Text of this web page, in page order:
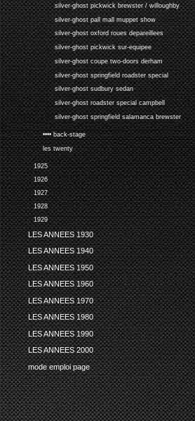
silver-ghost pickwick brewster / willoughby
silver-ghost pall mall muppet show
silver-ghost oxford roues depareillees
silver-ghost pickwick sur-equipee
silver-ghost coupe two-doors derham
silver-ghost springfield roadster special
silver-ghost sudbury sedan
silver-ghost roadster special campbell
silver-ghost springfield salamanca brewster
•••• back-stage
les twenty
1925
1926
1927
1928
1929
LES ANNEES 1930
LES ANNEES 1940
LES ANNEES 1950
LES ANNEES 1960
LES ANNEES 1970
LES ANNEES 1980
LES ANNEES 1990
LES ANNEES 2000
mode emploi page